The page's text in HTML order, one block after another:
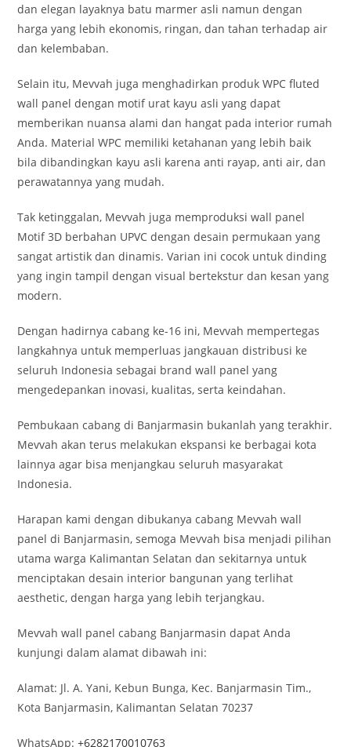
dan elegan layaknya batu marmer asli namun dengan
harga yang lebih ekonomis, ringan, dan tahan terhadap air
dan kelembaban.
Selain itu, Mevvah juga menghadirkan produk WPC fluted
wall panel dengan motif urat kayu asli yang dapat
memberikan nuansa alami dan hangat pada interior rumah
Anda. Material WPC memiliki ketahanan yang lebih baik
bila dibandingkan kayu asli karena anti rayap, anti air, dan
perawatannya yang mudah.
Tak ketinggalan, Mevvah juga memproduksi wall panel
Motif 3D berbahan UPVC dengan desain permukaan yang
sangat artistik dan dinamis. Varian ini cocok untuk dinding
yang ingin tampil dengan visual bertekstur dan kesan yang
modern.
Dengan hadirnya cabang ke-16 ini, Mevvah mempertegas
langkahnya untuk memperluas jangkauan distribusi ke
seluruh Indonesia sebagai brand wall panel yang
mengedepankan inovasi, kualitas, serta keindahan.
Pembukaan cabang di Banjarmasin bukanlah yang terakhir.
Mevvah akan terus melakukan ekspansi ke berbagai kota
lainnya agar bisa menjangkau seluruh masyarakat
Indonesia.
Harapan kami dengan dibukanya cabang Mevvah wall
panel di Banjarmasin, semoga Mevvah bisa menjadi pilihan
utama warga Kalimantan Selatan dan sekitarnya untuk
menciptakan desain interior bangunan yang terlihat
aesthetic, dengan harga yang lebih terjangkau.
Mevvah wall panel cabang Banjarmasin dapat Anda
kunjungi dalam alamat dibawah ini:
Alamat: Jl. A. Yani, Kebun Bunga, Kec. Banjarmasin Tim.,
Kota Banjarmasin, Kalimantan Selatan 70237
WhatsApp:+6282170010763